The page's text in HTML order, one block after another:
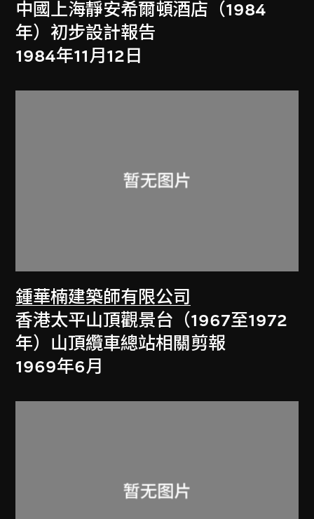
中國上海靜安希爾頓酒店（1984
年）初步設計報告
1984年11月12日
鍾華楠建築師有限公司
香港太平山頂觀景台（1967至1972
年）山頂纜車總站相關剪報
1969年6月